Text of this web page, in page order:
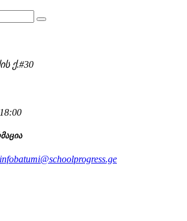
ქ.#30
infobatumi@schoolprogress.ge